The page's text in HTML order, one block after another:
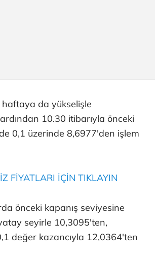
da yükselişle
10.30 itibarıyla önceki
0,1 üzerinde 8,6977'den işlem
FİYATLARI İÇİN TIKLAYIN
önceki kapanış seviyesine
seyirle 10,3095'ten,
değer kazancıyla 12,0364'ten